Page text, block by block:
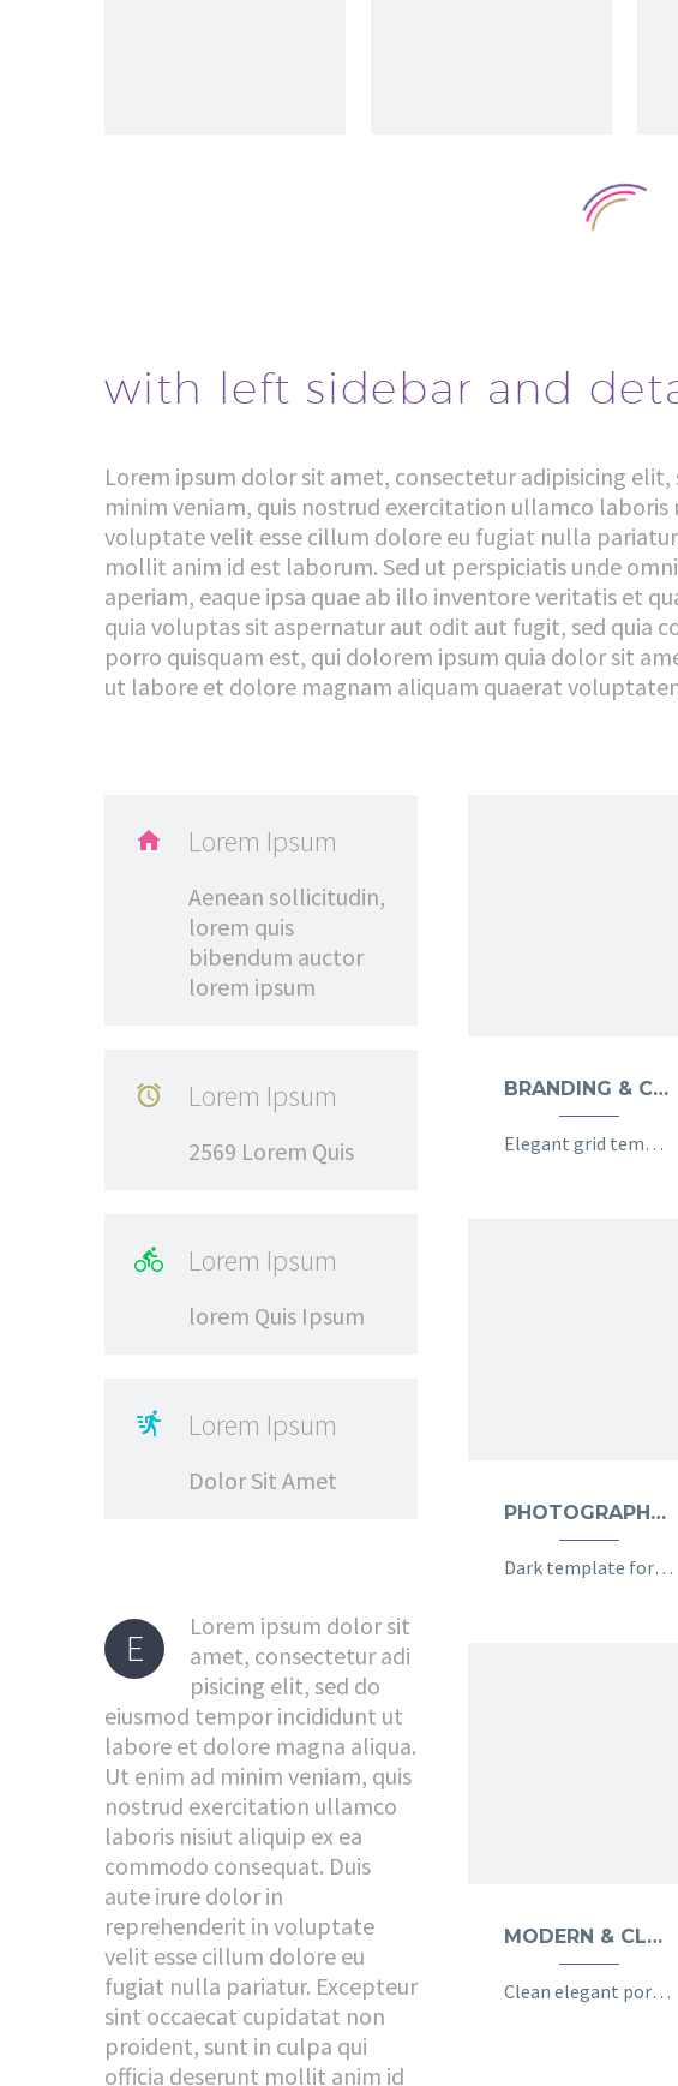
with left sidebar and
Lorem ipsum dolor sit amet, consectetur adipisicing
minim veniam, quis nostrud exercitation ullamco
voluptate velit esse cillum dolore eu fugiat nulla
mollit anim id est laborum. Sed ut perspiciatis unde
aperiam, eaque ipsa quae ab illo inventore veritatis et
quia voluptas sit aspernatur aut odit aut fugit, sed quia
porro quisquam est, qui dolorem ipsum quia dolor sit
ut labore et dolore magnam aliquam quaerat
 Lorem Ipsum
Aenean sollicitudin,
lorem quis
bibendum auctor
lorem ipsum
 Lorem Ipsum
2569 Lorem Quis
 Lorem Ipsum
lorem Quis Ipsum
 Lorem Ipsum
Dolor Sit Amet
E
Lorem ipsum dolor sit
amet, consectetur adi
pisicing elit, sed do
eiusmod tempor incididunt ut
labore et dolore magna aliqua.
Ut enim ad minim veniam, quis
nostrud exercitation ullamco
laboris nisiut aliquip ex ea
commodo consequat. Duis
aute irure dolor in
reprehenderit in voluptate
velit esse cillum dolore eu
fugiat nulla pariatur. Excepteur
sint occaecat cupidatat non
proident, sunt in culpa qui
officia deserunt mollit anim id
BRANDING & COSULTING (DEMO)
Elegant grid template with info sidebar
PHOTOGRAPHY DARK (DEMO)
Dark template for stunning photography portfolio page
MODERN & CLEAN (DEMO)
Clean elegant portfolio page for multi-purpose